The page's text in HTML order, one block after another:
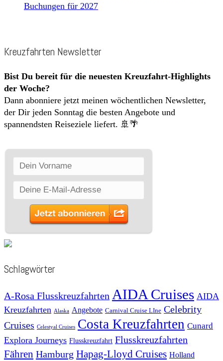
Buchungen für 2027
Kreuzfahrten Newsletter
Bist Du bereit für die neuesten Kreuzfahrt-Highlights
der Woche?
Dann abonniere jetzt meinen wöchentlichen Newsletter,
der Dir jeden Sonntag die besten Angebote und
spannendsten Reiseziele liefert. 🚢🌴
Schlagwörter
A-Rosa Flusskreuzfahrten AIDA Cruises AIDA
Kreuzfahrten
Alaska Angebote Carnival Cruise LIne Celebrity
Cruises Celestyal Cruises Costa Kreuzfahrten Cunard
Explora Journeys Flusskreuzfahrt Flusskreuzfahrten
Fähren Hamburg Hapag-Lloyd Cruises Holland